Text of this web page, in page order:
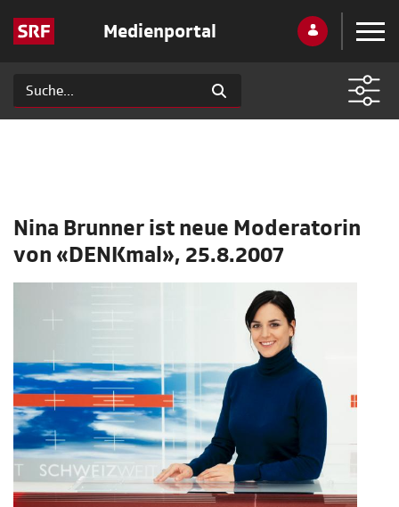
Medienportal
Nina Brunner ist neue Moderatorin
von «DENKmal», 25.8.2007